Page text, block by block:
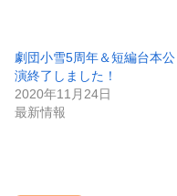
劇団小雪5周年＆短編台本公
演終了しました！
2020年11月24日
最新情報